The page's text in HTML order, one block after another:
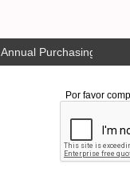
Annual Purchasing Plan
Por favor